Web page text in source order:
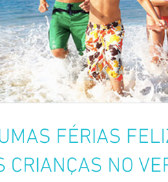
FÉRIAS
CRIANÇAS NO